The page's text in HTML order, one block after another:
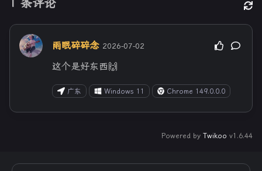
1 条评论
雨眠碎碎念 2026-07-02
这个是好东西🙌
广东 Windows 11 Chrome 149.0.0.0
Powered by Twikoo v1.6.44